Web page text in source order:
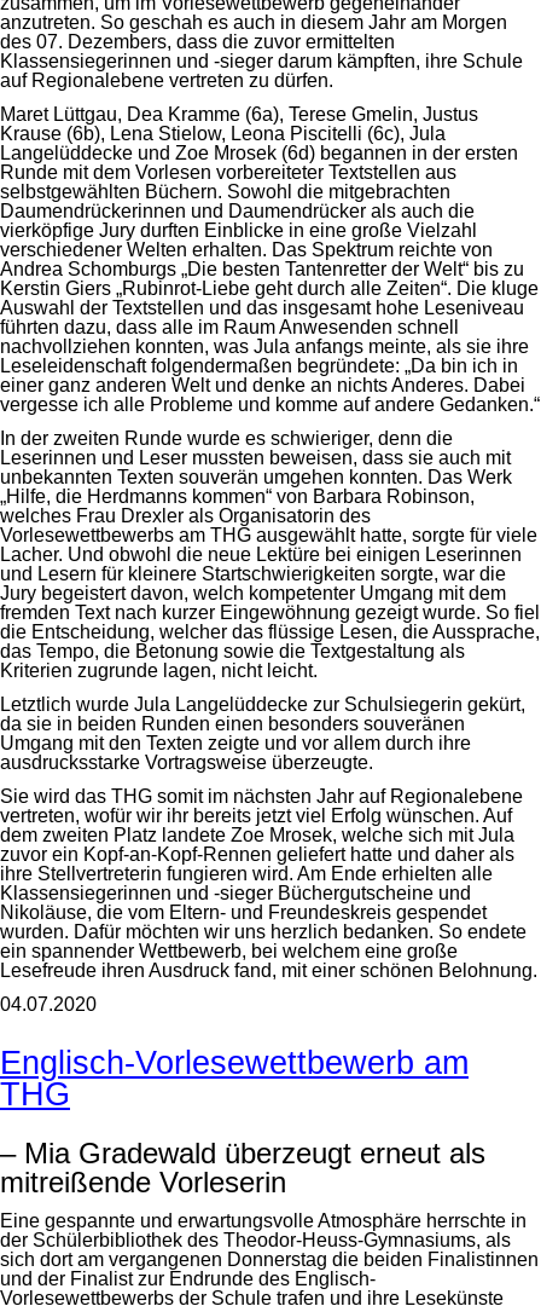
anzutreten. So geschah es auch in diesem Jahr am Morgen
des 07. Dezembers, dass die zuvor ermittelten
Klassensiegerinnen und -sieger darum kämpften, ihre Schule
auf Regionalebene vertreten zu dürfen.
Maret Lüttgau, Dea Kramme (6a), Terese Gmelin, Justus
Krause (6b), Lena Stielow, Leona Piscitelli (6c), Jula
Langelüddecke und Zoe Mrosek (6d) begannen in der ersten
Runde mit dem Vorlesen vorbereiteter Textstellen aus
selbstgewählten Büchern. Sowohl die mitgebrachten
Daumendrückerinnen und Daumendrücker als auch die
vierköpfige Jury durften Einblicke in eine große Vielzahl
verschiedener Welten erhalten. Das Spektrum reichte von
Andrea Schomburgs „Die besten Tantenretter der Welt“ bis zu
Kerstin Giers „Rubinrot-Liebe geht durch alle Zeiten“. Die kluge
Auswahl der Textstellen und das insgesamt hohe Leseniveau
führten dazu, dass alle im Raum Anwesenden schnell
nachvollziehen konnten, was Jula anfangs meinte, als sie ihre
Leseleidenschaft folgendermaßen begründete: „Da bin ich in
einer ganz anderen Welt und denke an nichts Anderes. Dabei
vergesse ich alle Probleme und komme auf andere Gedanken.“
In der zweiten Runde wurde es schwieriger, denn die
Leserinnen und Leser mussten beweisen, dass sie auch mit
unbekannten Texten souverän umgehen konnten. Das Werk
„Hilfe, die Herdmanns kommen“ von Barbara Robinson,
welches Frau Drexler als Organisatorin des
Vorlesewettbewerbs am THG ausgewählt hatte, sorgte für viele
Lacher. Und obwohl die neue Lektüre bei einigen Leserinnen
und Lesern für kleinere Startschwierigkeiten sorgte, war die
Jury begeistert davon, welch kompetenter Umgang mit dem
fremden Text nach kurzer Eingewöhnung gezeigt wurde. So fiel
die Entscheidung, welcher das flüssige Lesen, die Aussprache,
das Tempo, die Betonung sowie die Textgestaltung als
Kriterien zugrunde lagen, nicht leicht.
Letztlich wurde Jula Langelüddecke zur Schulsiegerin gekürt,
da sie in beiden Runden einen besonders souveränen
Umgang mit den Texten zeigte und vor allem durch ihre
ausdrucksstarke Vortragsweise überzeugte.
Sie wird das THG somit im nächsten Jahr auf Regionalebene
vertreten, wofür wir ihr bereits jetzt viel Erfolg wünschen. Auf
dem zweiten Platz landete Zoe Mrosek, welche sich mit Jula
zuvor ein Kopf-an-Kopf-Rennen geliefert hatte und daher als
ihre Stellvertreterin fungieren wird. Am Ende erhielten alle
Klassensiegerinnen und -sieger Büchergutscheine und
Nikoläuse, die vom Eltern- und Freundeskreis gespendet
wurden. Dafür möchten wir uns herzlich bedanken. So endete
ein spannender Wettbewerb, bei welchem eine große
Lesefreude ihren Ausdruck fand, mit einer schönen Belohnung.
04.07.2020
Englisch-Vorlesewettbewerb am
THG
– Mia Gradewald überzeugt erneut als
mitreißende Vorleserin
Eine gespannte und erwartungsvolle Atmosphäre herrschte in
der Schülerbibliothek des Theodor-Heuss-Gymnasiums, als
sich dort am vergangenen Donnerstag die beiden Finalistinnen
und der Finalist zur Endrunde des Englisch-
Vorlesewettbewerbs der Schule trafen und ihre Lesekünste